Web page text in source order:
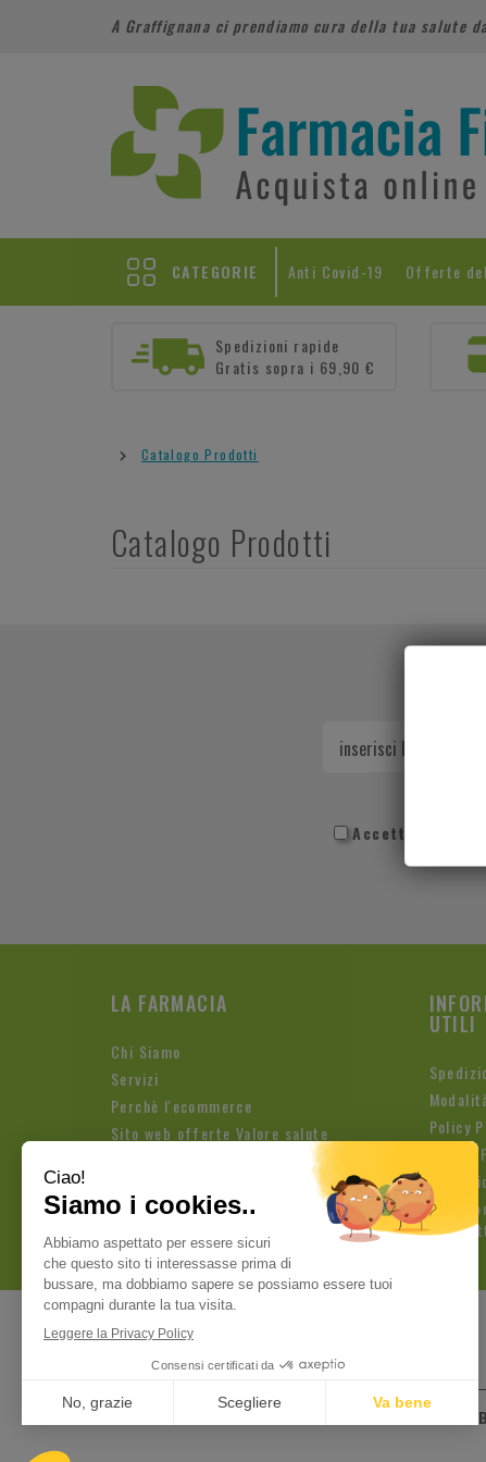
A Graffignana ci prendiamo cura della tua salute
CATEGORIE Anti Covid-19 Offerte
Spedizioni rapide
Gratis sopra i 69,90 €
Catalogo Prodotti
Catalogo Prodotti
Accetto la
LA FARMACIA
Chi Siamo
Servizi
Perchè l'ecommerce
Sito web offerte Valore salute
UTILI
Policy
Pagamenti sicuri
Farmacia Fioroni di